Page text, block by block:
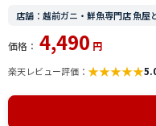
店舗：越前ガニ・鮮魚専門店 魚屋
価格： 4,490 円
楽天レビュー評価： ★★★★★